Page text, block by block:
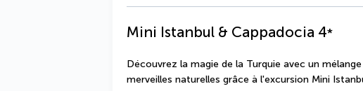
Mini Istanbul & Cappadocia 4*
Découvrez la magie de la Turquie avec un
merveilles naturelles grâce à l'excursion Mini